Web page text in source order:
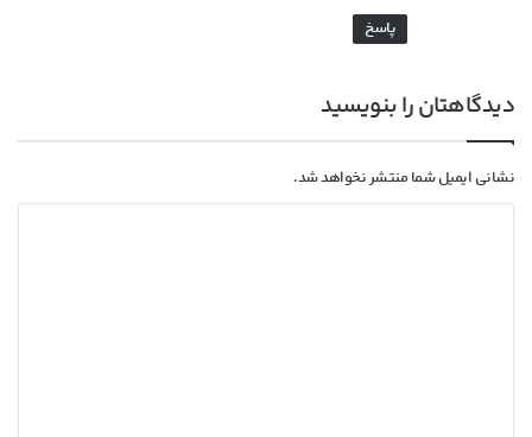
پاسخ
دیدگاهتان را بنویسید
نشانی ایمیل شما منتشر نخواهد شد.